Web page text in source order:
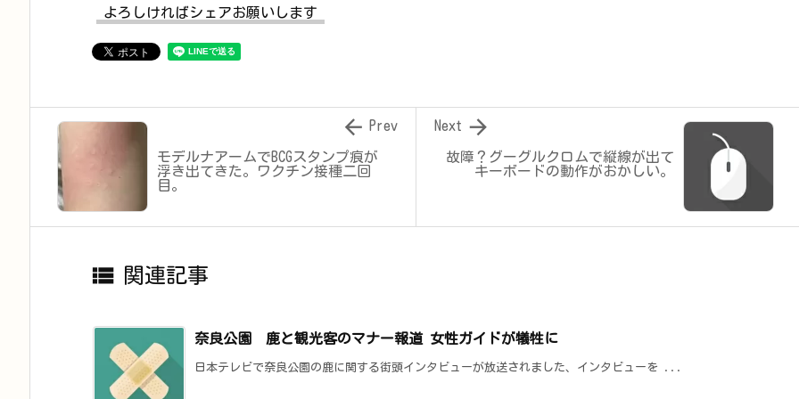
よろしければシェアお願いします
故障？グーグルクロムで縦線が出て
キーボードの動作がおかしい。

Next
モデルナアームでBCGスタンプ痕が
浮き出てきた。ワクチン接種二回
目。
 Prev
 関連記事
奈良公園 鹿と観光客のマナー報道 女性ガイドが犠牲に
日本テレビで奈良公園の鹿に関する街頭インタビューが放送されました、インタビューを ...